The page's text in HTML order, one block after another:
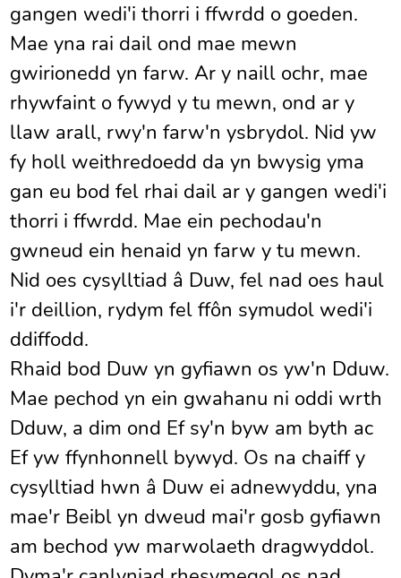
gangen wedi'i thorri i ffwrdd o goeden.
Mae yna rai dail ond mae mewn
gwirionedd yn farw. Ar y naill ochr, mae
rhywfaint o fywyd y tu mewn, ond ar y
llaw arall, rwy'n farw'n ysbrydol. Nid yw
fy holl weithredoedd da yn bwysig yma
gan eu bod fel rhai dail ar y gangen wedi'i
thorri i ffwrdd. Mae ein pechodau'n
gwneud ein henaid yn farw y tu mewn.
Nid oes cysylltiad â Duw, fel nad oes haul
i'r deillion, rydym fel ffôn symudol wedi'i
ddiffodd.
Rhaid bod Duw yn gyfiawn os yw'n Dduw.
Mae pechod yn ein gwahanu ni oddi wrth
Dduw, a dim ond Ef sy'n byw am byth ac
Ef yw ffynhonnell bywyd. Os na chaiff y
cysylltiad hwn â Duw ei adnewyddu, yna
mae'r Beibl yn dweud mai'r gosb gyfiawn
am bechod yw marwolaeth dragwyddol.